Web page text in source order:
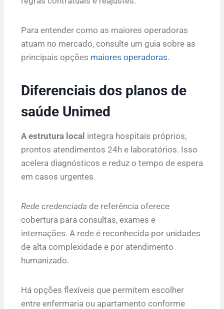
Para entender como as maiores operadoras
atuam no mercado, consulte um guia sobre as
principais opções maiores operadoras.
Diferenciais dos planos de
saúde Unimed
A estrutura local integra hospitais próprios,
prontos atendimentos 24h e laboratórios. Isso
acelera diagnósticos e reduz o tempo de espera
em casos urgentes.
Rede credenciada de referência oferece
cobertura para consultas, exames e
internações. A rede é reconhecida por unidades
de alta complexidade e por atendimento
humanizado.
Há opções flexíveis que permitem escolher
entre enfermaria ou apartamento conforme